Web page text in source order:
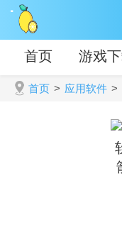
首页 游戏
首页 > 应用软件 >